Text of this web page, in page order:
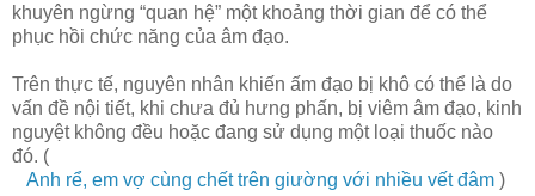
khuyên ngừng “quan hệ” một khoảng thời gian để có thể
phục hồi chức năng của âm đạo.
Trên thực tế, nguyên nhân khiến ấm đạo bị khô có thể là do
vấn đề nội tiết, khi chưa đủ hưng phấn, bị viêm âm đạo, kinh
nguyệt không đều hoặc đang sử dụng một loại thuốc nào
đó. (
Anh rể, em vợ cùng chết trên giường với nhiều vết đâm )